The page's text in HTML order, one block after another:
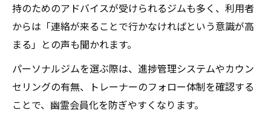
持のためのアドバイスが受けられるジムも多く、利用者
からは「連絡が来ることで行かなければという意識が高
まる」との声も聞かれます。
パーソナルジムを選ぶ際は、進捗管理システムやカウン
セリングの有無、トレーナーのフォロー体制を確認する
ことで、幽霊会員化を防ぎやすくなります。